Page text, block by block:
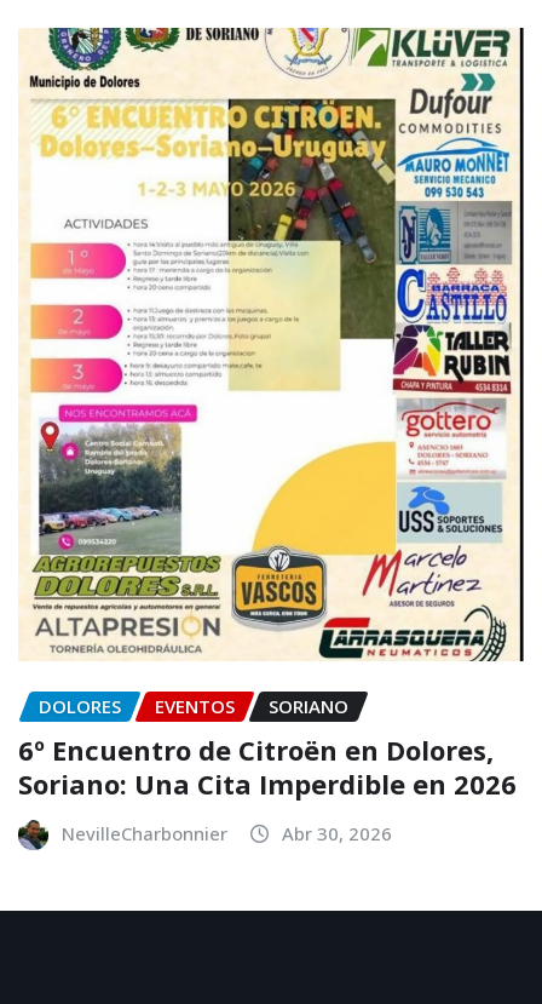
DOLORES EVENTOS SORIANO
6º Encuentro de Citroën en Dolores,
Soriano: Una Cita Imperdible en 2026
NevilleCharbonnier Abr 30, 2026